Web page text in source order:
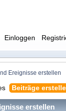
Einloggen
Ereignisse erstellen
Beiträge
erstellen